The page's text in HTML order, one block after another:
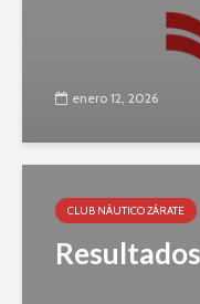
enero 12, 2026
CLUB NÁUTICO ZÁRATE